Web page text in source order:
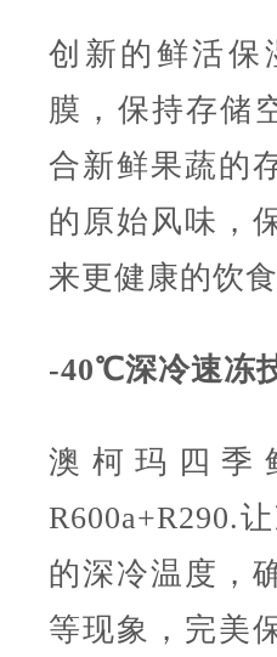
创新的鲜活保
膜，保持存储
合新鲜果蔬的
的原始风味，
来更健康的饮食
-40℃深冷速冻
澳柯玛四季
R600a+R290.
的深冷温度，
等现象，完美